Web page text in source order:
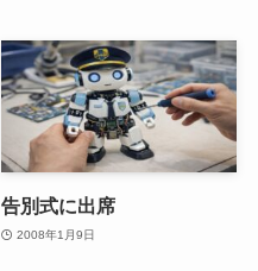
告別式に出席
2008年1月9日